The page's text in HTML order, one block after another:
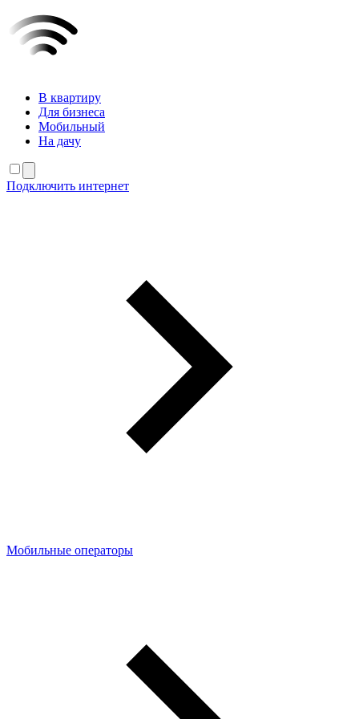
В квартиру
Для бизнеса
Мобильный
На дачу
Подключить интернет
Мобильные операторы